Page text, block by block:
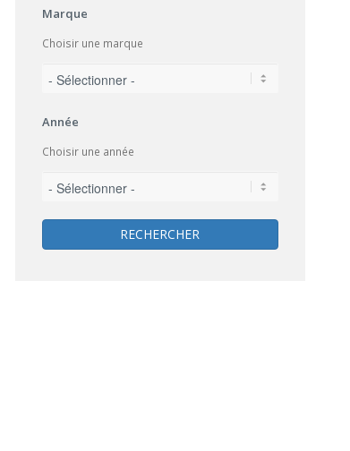
Marque
Choisir une marque
Année
Choisir une année
RECHERCHER